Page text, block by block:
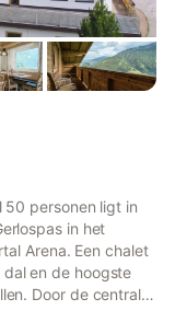
50 personen ligt in
in het
Arena. Een chalet
en de hoogste
Door de centrale